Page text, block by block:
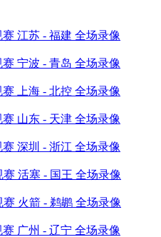
江苏 - 福建 全场录像
宁波 - 青岛 全场录像
上海 - 北控 全场录像
山东 - 天津 全场录像
深圳 - 浙江 全场录像
活塞 - 国王 全场录像
火箭 - 鹈鹕 全场录像
广州 - 辽宁 全场录像